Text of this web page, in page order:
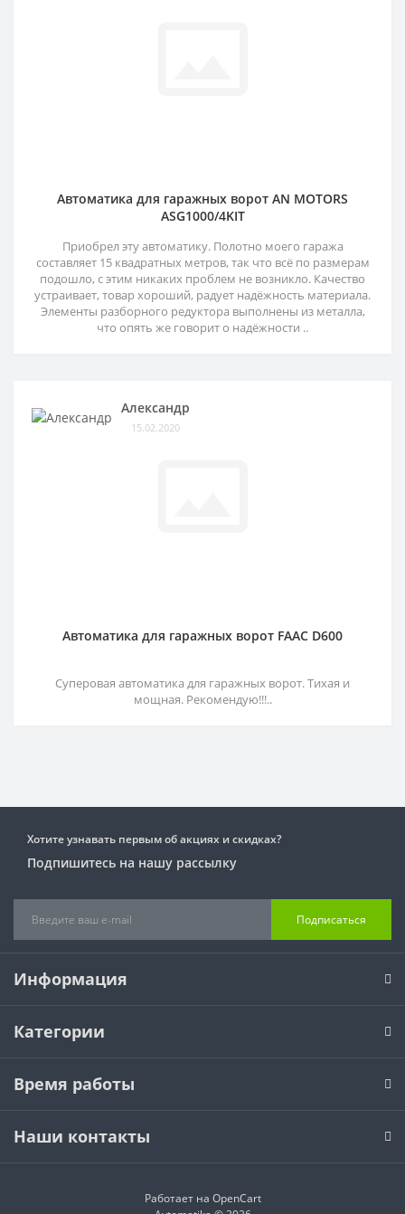
Автоматика для гаражных ворот AN MOTORS
ASG1000/4KIT
Приобрел эту автоматику. Полотно моего гаража
составляет 15 квадратных метров, так что всё по размерам
подошло, с этим никаких проблем не возникло. Качество
устраивает, товар хороший, радует надёжность материала.
Элементы разборного редуктора выполнены из металла,
что опять же говорит о надёжности ..
Александр
15.02.2020
Автоматика для гаражных ворот FAAC D600
Суперовая автоматика для гаражных ворот. Тихая и
мощная. Рекомендую!!!..
Хотите узнавать первым об акциях и скидках?
Подпишитесь на нашу рассылку
Подписаться
Информация
Категории
Время работы
Наши контакты
Работает на OpenCart